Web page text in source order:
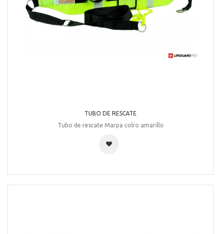
TUBO DE RESCATE
Tubo de rescate Marpa colro amarillo